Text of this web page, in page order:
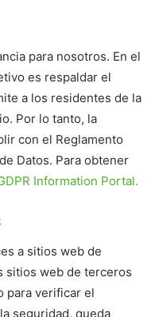
para nosotros. En el
es respaldar el
a los residentes de la
Por lo tanto, la
con el Reglamento
Datos. Para obtener
Information Portal.
a sitios web de
sitios web de terceros
para verificar el
seguridad, queda